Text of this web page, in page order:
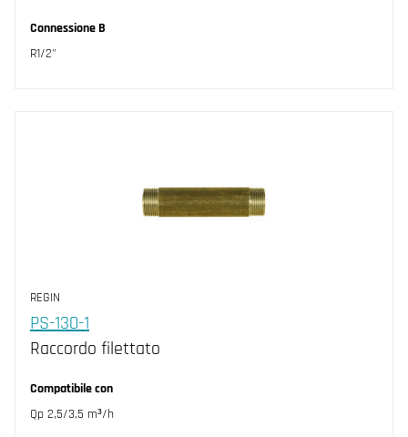
Connessione B
R1/2"
REGIN
PS-130-1
Raccordo filettato
Compatibile con
Qp 2,5/3,5 m³/h